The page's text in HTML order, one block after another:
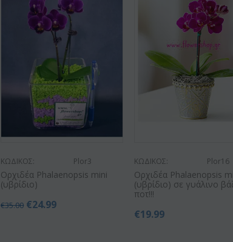
ΚΩΔΙΚΟΣ: Plor3
Ορχιδέα Phalaenopsis mini
(υβρίδιο)
€35.00 €24.99
ΚΩΔΙΚΟΣ: Plor16
Ορχιδέα Phalaenopsis
(υβρίδιο) σε γυάλινο
ποτ!!!
€19.99